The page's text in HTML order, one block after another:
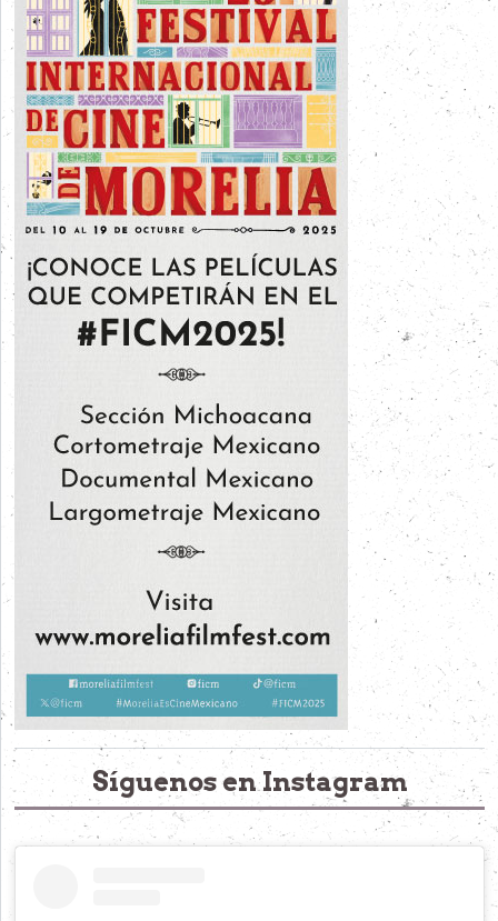
Síguenos en Instagram